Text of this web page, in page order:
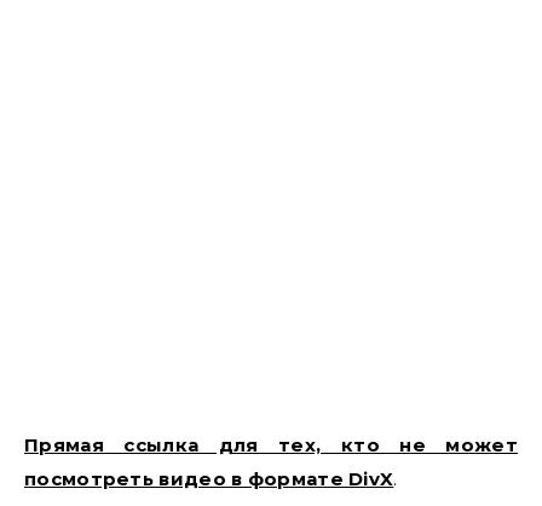
Прямая ссылка для тех, кто не может
посмотреть видео в формате DivX.